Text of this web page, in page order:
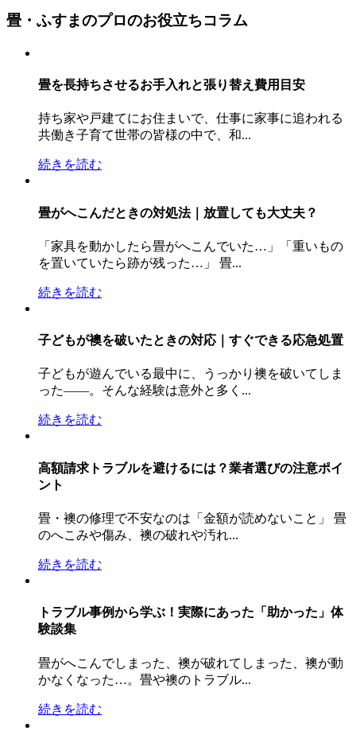
畳・ふすまのプロのお役立ちコラム
畳を長持ちさせるお手入れと張り替え費用目安
持ち家や戸建てにお住まいで、仕事に家事に追われる
共働き子育て世帯の皆様の中で、和...
続きを読む
畳がへこんだときの対処法｜放置しても大丈夫？
「家具を動かしたら畳がへこんでいた…」「重いもの
を置いていたら跡が残った…」 畳...
続きを読む
子どもが襖を破いたときの対応｜すぐできる応急処置
子どもが遊んでいる最中に、うっかり襖を破いてしま
った――。そんな経験は意外と多く...
続きを読む
高額請求トラブルを避けるには？業者選びの注意ポイ
ント
畳・襖の修理で不安なのは「金額が読めないこと」 畳
のへこみや傷み、襖の破れや汚れ...
続きを読む
トラブル事例から学ぶ！実際にあった「助かった」体
験談集
畳がへこんでしまった、襖が破れてしまった、襖が動
かなくなった…。畳や襖のトラブル...
続きを読む